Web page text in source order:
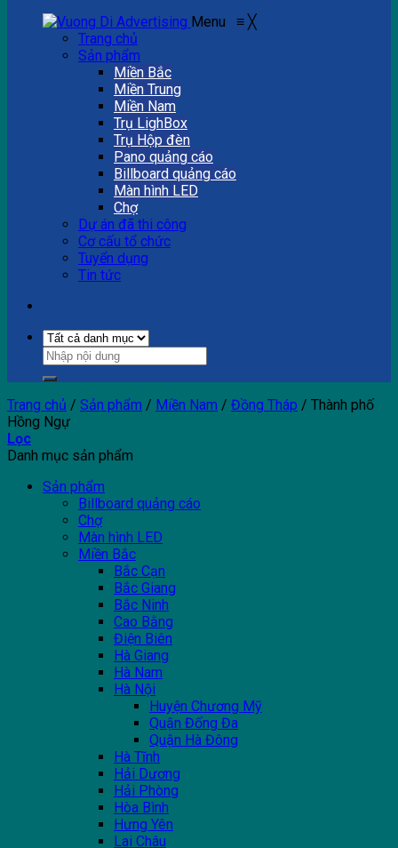
Menu ≡ ╳
Trang chủ
Sản phẩm
Miền Bắc
Miền Trung
Miền Nam
Trụ LighBox
Trụ Hộp đèn
Pano quảng cáo
Billboard quảng cáo
Màn hình LED
Chợ
Dự án đã thi công
Cơ cấu tổ chức
Tuyển dụng
Tin tức
Trang chủ / Sản phẩm / Miền Nam / Đồng Tháp / Thành phố
Hồng Ngự
Lọc
Danh mục sản phẩm
Sản phẩm
Billboard quảng cáo
Chợ
Màn hình LED
Miền Bắc
Bắc Cạn
Bắc Giang
Bắc Ninh
Cao Bằng
Điện Biên
Hà Giang
Hà Nam
Hà Nội
Huyện Chương Mỹ
Quận Đống Đa
Quận Hà Đông
Hà Tĩnh
Hải Dương
Hải Phòng
Hòa Bình
Hưng Yên
Lai Châu